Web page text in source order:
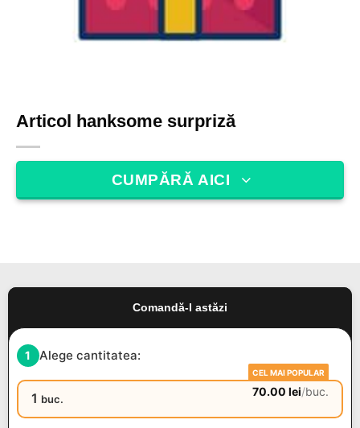
Articol hanksome surpriză
CUMPĂRĂ AICI
Comandă-l astăzi
1 Alege cantitatea:
CEL MAI POPULAR
1 buc.
70.00lei/buc.